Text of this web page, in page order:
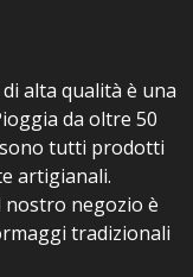
alta qualità è una
da oltre 50
tutti prodotti
artigianali.
negozio è
tradizionali